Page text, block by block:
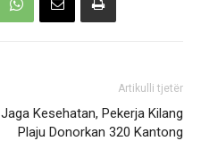
Artikulli tjetër
Jaga Kesehatan, Pekerja Kilang
Plaju Donorkan 320 Kantong